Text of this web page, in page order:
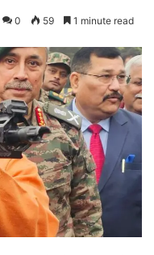
0 59 1 minute read